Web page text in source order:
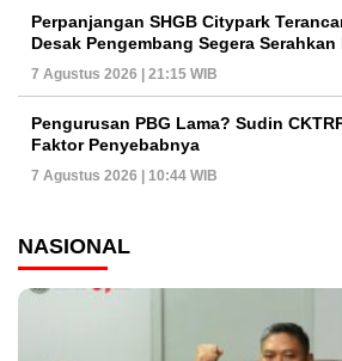
Perpanjangan SHGB Citypark
Desak Pengembang Segera
7 Agustus 2026 | 21:15 WIB
Pengurusan PBG Lama? Sudin
Faktor Penyebabnya
7 Agustus 2026 | 10:44 WIB
NASIONAL